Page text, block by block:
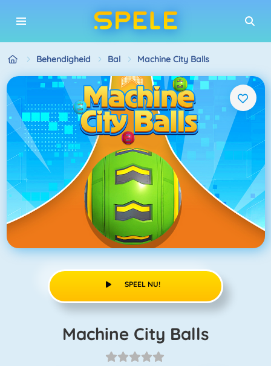
Behendigheid Bal Machine City Balls
SPEEL NU!
Machine City Balls